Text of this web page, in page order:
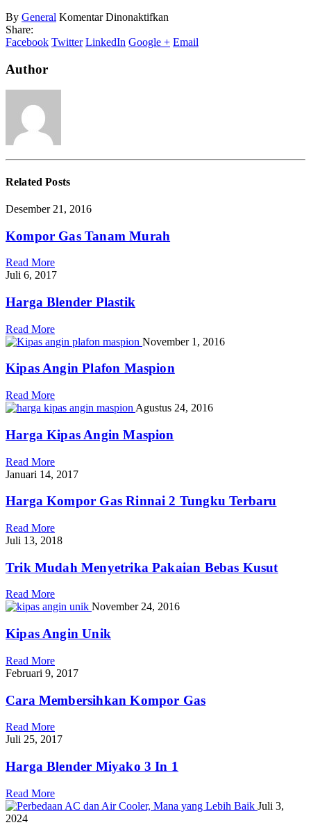
By General Komentar Dinonaktifkan
Blender
Share:
Facebook Twitter LinkedIn Google + Email
Author
RelatedPosts
Desember 21, 2016
Kompor Gas Tanam Murah
Read More
Juli 6, 2017
Harga Blender Plastik
Read More
November 1, 2016
Kipas Angin Plafon Maspion
Read More
Agustus 24, 2016
Harga Kipas Angin Maspion
Read More
Januari 14, 2017
Harga Kompor Gas Rinnai 2 Tungku Terbaru
Read More
Juli 13, 2018
Trik Mudah Menyetrika Pakaian Bebas Kusut
Read More
November 24, 2016
Kipas Angin Unik
Read More
Februari 9, 2017
Cara Membersihkan Kompor Gas
Read More
Juli 25, 2017
Harga Blender Miyako 3 In 1
Read More
Juli 3,
2024